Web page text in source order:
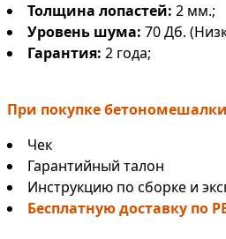
Толщина лопастей: 2 мм.;
Уровень шума: 70 Дб.
Гарантия: 2 года;
При покупке
Чек
Гарантийный талон
Инструкцию по сборке и
Бесплатную доставку по